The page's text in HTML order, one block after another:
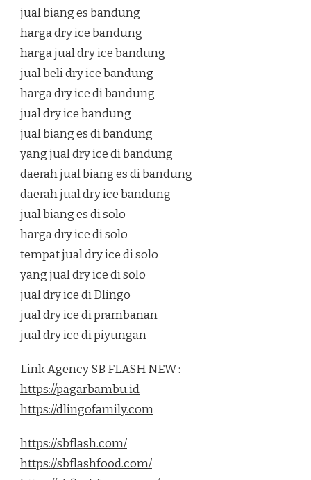
jual biang es bandung
harga dry ice bandung
harga jual dry ice bandung
jual beli dry ice bandung
harga dry ice di bandung
jual dry ice bandung
jual biang es di bandung
yang jual dry ice di bandung
daerah jual biang es di bandung
daerah jual dry ice bandung
jual biang es di solo
harga dry ice di solo
tempat jual dry ice di solo
yang jual dry ice di solo
jual dry ice di Dlingo
jual dry ice di prambanan
jual dry ice di piyungan
Link Agency SB FLASH NEW :
https://pagarbambu.id
https://dlingofamily.com
https://sbflash.com/
https://sbflashfood.com/